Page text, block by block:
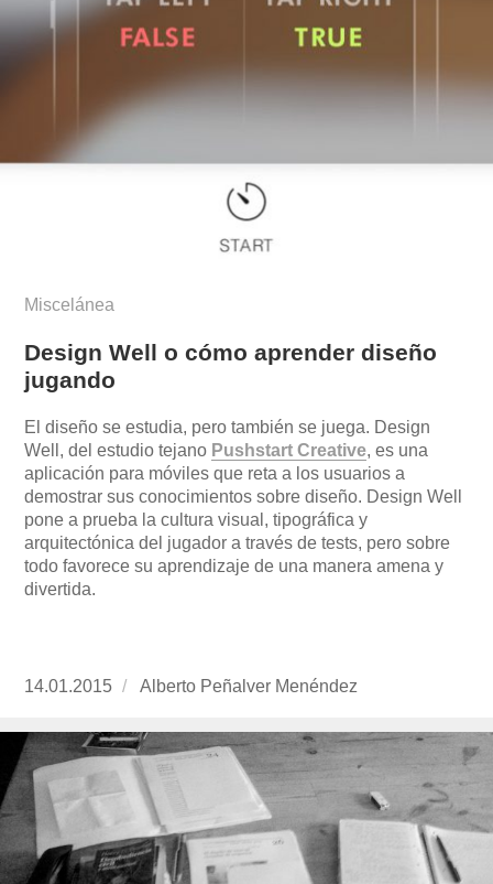
Miscelánea
Design Well o cómo aprender diseño
jugando
El diseño se estudia, pero también se juega. Design
Well, del estudio tejano Pushstart Creative, es una
aplicación para móviles que reta a los usuarios a
demostrar sus conocimientos sobre diseño. Design Well
pone a prueba la cultura visual, tipográfica y
arquitectónica del jugador a través de tests, pero sobre
todo favorece su aprendizaje de una manera amena y
divertida.
Publicado
14.01.2015
https://www.experimenta.es/author/alberto-
menendez/
Alberto Peñalver Menéndez